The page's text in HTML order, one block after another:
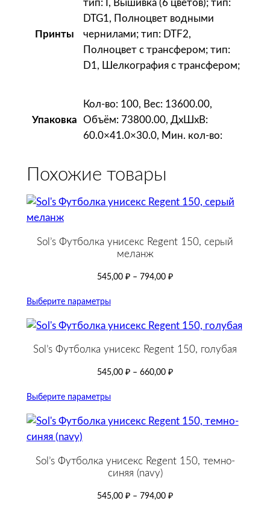
Принты
тип: I, Вышивка (6 цветов); тип:
DTG1, Полноцвет водными
чернилами; тип: DTF2,
Полноцвет с трансфером; тип:
D1, Шелкография с трансфером;
Упаковка
Кол-во: 100, Вес: 13600.00,
Объём: 73800.00, ДxШxВ:
60.0×41.0×30.0, Мин. кол-во:
Похожие товары
Sol’s Футболка унисекс Regent 150, серый
меланж
545,00 ₽ – 794,00 ₽
Выберите параметры
Sol’s Футболка унисекс Regent 150, голубая
545,00 ₽ – 660,00 ₽
Выберите параметры
Sol’s Футболка унисекс Regent 150, темно-
синяя (navy)
545,00 ₽ – 794,00 ₽